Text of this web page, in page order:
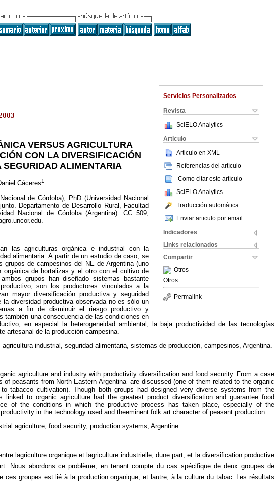
Servicios Personalizados
Revista
SciELO Analytics
Articulo
Articulo en XML
Referencias del artículo
Como citar este artículo
SciELO Analytics
Traducción automática
Enviar articulo por email
Indicadores
Links relacionados
Compartir
Otros
Otros
Permalink
VERSUS AGRICULTURA
CON LA DIVERSIFICACIÓN
SEGURIDAD ALIMENTARIA
Cáceres1
de Córdoba), PhD (Universidad Nacional
Departamento de Desarrollo Rural, Facultad
Nacional de Córdoba (Argentina). CC 509,
las agriculturas orgánica e industrial con la
alimentaria. A partir de un estudio de caso, se
grupos de campesinos del NE de Argentina (uno
orgánica de hortalizas y el otro con el cultivo de
grupos han diseñado sistemas bastante
son los productores vinculados a la
mayor diversificación productiva y seguridad
diversidad productiva observada no es sólo un
a fin de disminuir el riesgo productivo y
también una consecuencia de las condiciones en
en especial la heterogeneidad ambiental, la baja productividad de las tecnologías
artesanal de la producción campesina.
agricultura industrial, seguridad alimentaria, sistemas de producción, campesinos, Argentina.
agriculture and industry with productivity diversification and food security. From a case
of peasants from North Eastern Argentina are discussed (one of them related to the organic
tabacco cultivation). Though both groups had designed very diverse systems from the
linked to organic agriculture had the greatest product diversification and guarantee food
of the conditions in which the productive process has taken place, especially of the
in the technology used and theeminent folk art character of peasant production.
agriculture, food security, production systems, Argentine.
lagriculture organique et lagriculture industrielle, dune part, et la diversification productive
Nous abordons ce problème, en tenant compte du cas spécifique de deux groupes de
ces groupes est lié à la production organique, et lautre, à la culture du tabac. Les résultats